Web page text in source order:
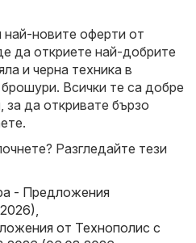
най-новите оферти от
да откриете най-добрите
и черна техника в
Всички те са добре
за да откривате бързо
Разгледайте тези
- Предложения
,
от Технополис с